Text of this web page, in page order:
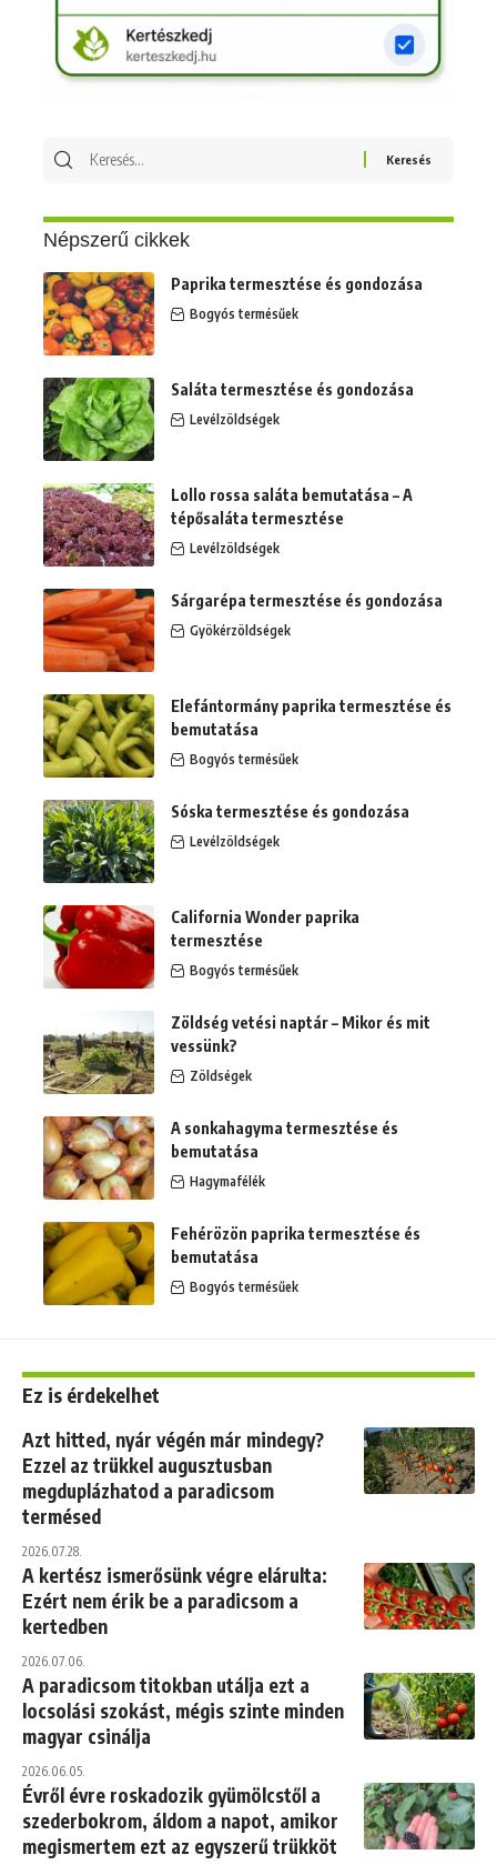
Keresés
Népszerű cikkek
Paprika termesztése és gondozása
Bogyós termésűek
Saláta termesztése és gondozása
Levélzöldségek
Lollo rossa saláta bemutatása – A
tépősaláta termesztése
Levélzöldségek
Sárgarépa termesztése és gondozása
Gyökérzöldségek
Elefántormány paprika termesztése és
bemutatása
Bogyós termésűek
Sóska termesztése és gondozása
Levélzöldségek
California Wonder paprika
termesztése
Bogyós termésűek
Zöldség vetési naptár – Mikor és mit
vessünk?
Zöldségek
A sonkahagyma termesztése és
bemutatása
Hagymafélék
Fehérözön paprika termesztése és
bemutatása
Bogyós termésűek
Ez is érdekelhet
Azt hitted, nyár végén már mindegy?
Ezzel az trükkel augusztusban
megduplázhatod a paradicsom
termésed
2026.07.28.
A kertész ismerősünk végre elárulta:
Ezért nem érik be a paradicsom a
kertedben
2026.07.06.
A paradicsom titokban utálja ezt a
locsolási szokást, mégis szinte minden
magyar csinálja
2026.06.05.
Évről évre roskadozik gyümölcstől a
szederbokrom, áldom a napot, amikor
megismertem ezt az egyszerű trükköt